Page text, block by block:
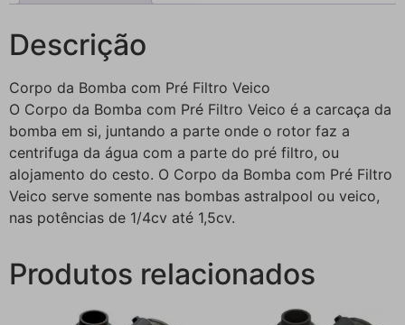
Descrição
Corpo da Bomba com Pré Filtro Veico
O Corpo da Bomba com Pré Filtro Veico é a carcaça da
bomba em si, juntando a parte onde o rotor faz a
centrifuga da água com a parte do pré filtro, ou
alojamento do cesto. O Corpo da Bomba com Pré Filtro
Veico serve somente nas bombas astralpool ou veico,
nas potências de 1/4cv até 1,5cv.
Produtos relacionados